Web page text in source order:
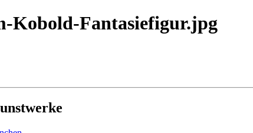
Kobold-Fantasiefigur.jpg